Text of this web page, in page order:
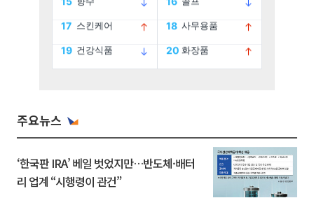
주요뉴스
‘한국판 IRA’ 베일 벗었지만…반도체·배터
리 업계 “시행령이 관건”